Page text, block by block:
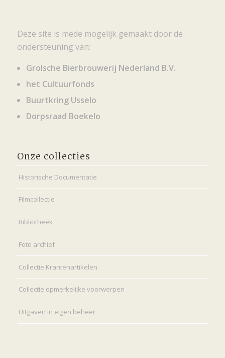
Deze site is mede mogelijk gemaakt door de
ondersteuning van:
Grolsche Bierbrouwerij Nederland B.V.
het Cultuurfonds
Buurtkring Usselo
Dorpsraad Boekelo
Onze collecties
Historische Documentatie
Filmcollectie
Bibliotheek
Foto archief
Collectie Krantenartikelen
Collectie opmerkelijke voorwerpen
Uitgaven in eigen beheer